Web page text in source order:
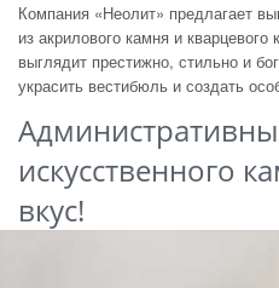
Компания «Неолит» предлагает
из акрилового камня и
выглядит престижно, стильно и
украсить вестибюль и создать
искусственного
вкус!